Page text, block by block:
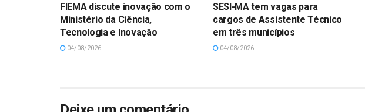
FIEMA discute inovação com o
Ministério da Ciência,
Tecnologia e Inovação
04/08/2026
SESI-MA tem vagas para
cargos de Assistente Técnico
em três municípios
04/08/2026